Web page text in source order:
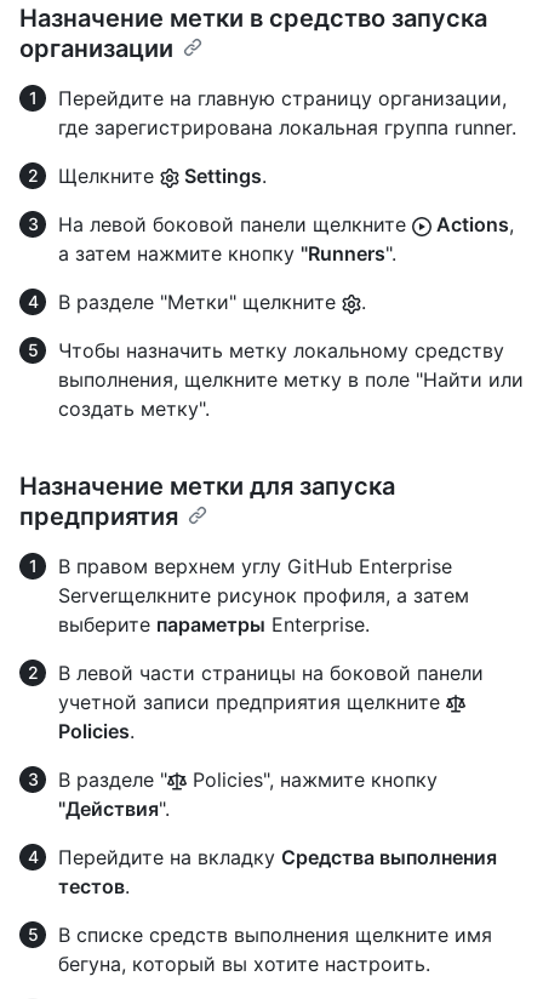
Назначение метки в средство запуска
организации
Перейдите на главную страницу организации,
где зарегистрирована локальная группа runner.
Щелкните
Settings.
На левой боковой панели щелкните
Actions,
а затем нажмите кнопку "Runners".
В разделе "Метки" щелкните
.
Чтобы назначить метку локальному средству
выполнения, щелкните метку в поле "Найти или
создать метку".
Назначение метки для запуска
предприятия
В правом верхнем углу GitHub Enterprise
Serverщелкните рисунок профиля, а затем
выберите параметры Enterprise.
В левой части страницы на боковой панели
учетной записи предприятия щелкните
Policies.
В разделе "
Policies", нажмите кнопку
"Действия".
Перейдите на вкладку Средства выполнения
тестов.
В списке средств выполнения щелкните имя
бегуна, который вы хотите настроить.